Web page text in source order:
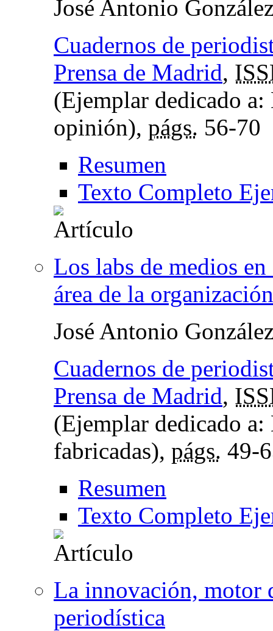
José Antonio
Cuadernos de
Prensa de Madrid,
(Ejemplar dedicado a:
opinión), págs. 56-70
Resumen
Texto Completo
Los labs de medios
área de la
José Antonio
Cuadernos de
Prensa de Madrid,
(Ejemplar dedicado a:
fabricadas), págs. 49-
Resumen
Texto Completo
La innovación, motor
periodística